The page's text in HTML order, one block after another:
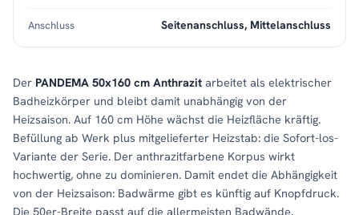
Der PANDEMA 50x160 cm Anthrazit arbeitet als elektrischer
Badheizkörper und bleibt damit unabhängig von der
Heizsaison. Auf 160 cm Höhe wächst die Heizfläche kräftig.
Befüllung ab Werk plus mitgelieferter Heizstab: die Sofort-los-
Variante der Serie. Der anthrazitfarbene Korpus wirkt
hochwertig, ohne zu dominieren. Damit endet die Abhängigkeit
von der Heizsaison: Badwärme gibt es künftig auf Knopfdruck.
Die 50er-Breite passt auf die allermeisten Badwände.
Anschluss Seitenanschluss, Mittelanschluss